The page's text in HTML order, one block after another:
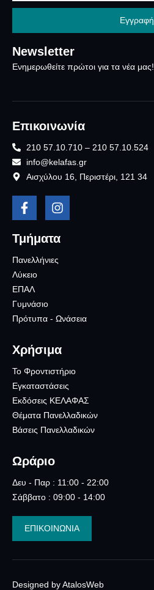
Newsletter
Ενημερωθείτε πρώτοι για τα νέα μας!
Εγγραφή
Επικοινωνία
210 57.10.710 – 210 57.10.524
info@kelafas.gr
Αισχύλου 16, Περιστέρι, 121 34
Τμήματα
Πανελλήνιες
Λύκειο
ΕΠΑΛ
Γυμνάσιο
Πρότυπα - Ωνάσεια
Χρήσιμα
Το Φροντιστήριο
Εγκαταστάσεις
Εκδόσεις ΚΕΛΑΦΑΣ
Θέματα Πανελλαδικών
Βάσεις Πανελλαδικών
Ωράριο
Δευ - Παρ : 11:00 - 22:00
Σάββατο : 09:00 - 14:00
ΕΠΙΚΟΙΝΩΝΙΑ
Designed by AtalosWeb